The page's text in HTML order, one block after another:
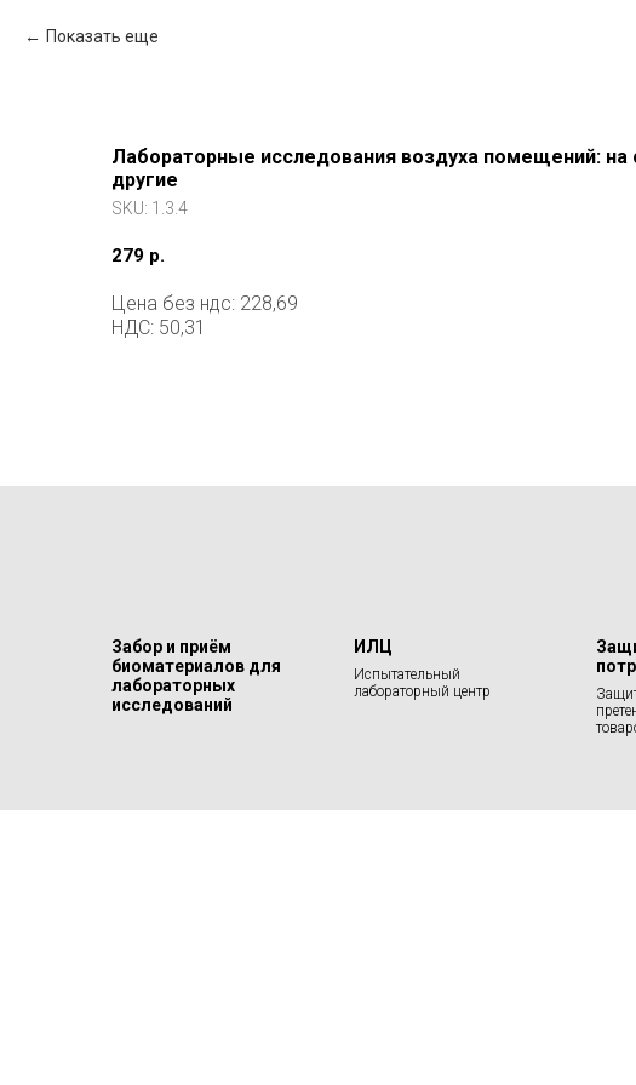
Показать еще
Лабораторные исследования воздуха помещений: на
другие
SKU: 1.3.4
279 р.
Цена без ндс: 228,69
НДС: 50,31
Забор и приём
биоматериалов для
лабораторных
исследований
ИЛЦ
Испытательный
лабораторный центр